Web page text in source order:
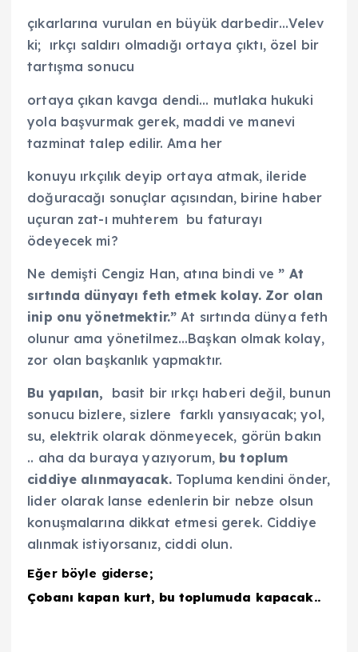
çıkarlarına vurulan en büyük darbedir…Velev
ki; ırkçı saldırı olmadığı ortaya çıktı, özel bir
tartışma sonucu
ortaya çıkan kavga dendi… mutlaka hukuki
yola başvurmak gerek, maddi ve manevi
tazminat talep edilir. Ama her
konuyu ırkçılık deyip ortaya atmak, ileride
doğuracağı sonuçlar açısından, birine haber
uçuran zat-ı muhterem bu faturayı
ödeyecek mi?
Ne demişti Cengiz Han, atına bindi ve ” At
sırtında dünyayı feth etmek kolay. Zor olan
inip onu yönetmektir.” At sırtında dünya feth
olunur ama yönetilmez…Başkan olmak kolay,
zor olan başkanlık yapmaktır.
Bu yapılan, basit bir ırkçı haberi değil, bunun
sonucu bizlere, sizlere farklı yansıyacak; yol,
su, elektrik olarak dönmeyecek, görün bakın
.. aha da buraya yazıyorum, bu toplum
ciddiye alınmayacak.Topluma kendini önder,
lider olarak lanse edenlerin bir nebze olsun
konuşmalarına dikkat etmesi gerek. Ciddiye
alınmak istiyorsanız, ciddi olun.
Eğer böyle giderse;
Çobanı kapan kurt, bu toplumuda kapacak..